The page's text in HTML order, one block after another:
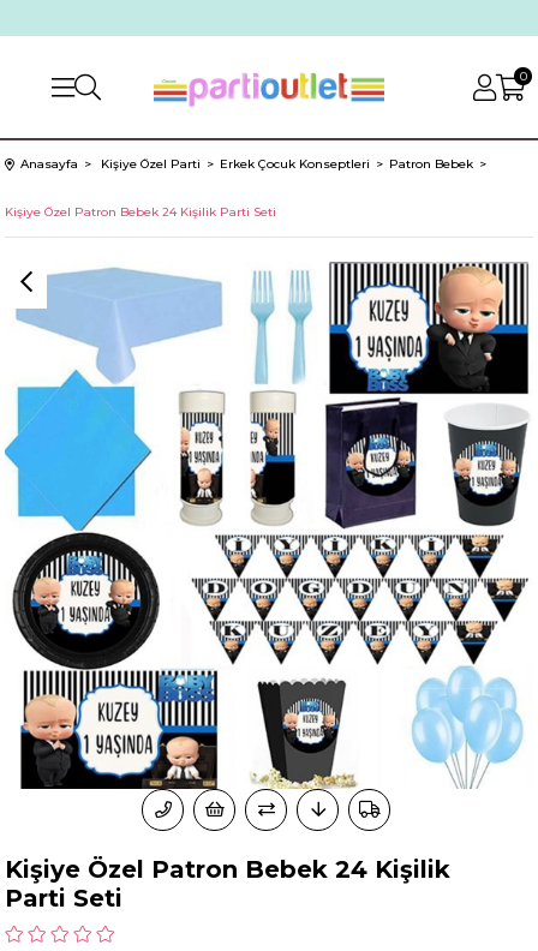
0
Anasayfa Kişiye Özel Parti Erkek Çocuk Konseptleri Patron Bebek
Kişiye Özel Patron Bebek 24 Kişilik Parti Seti
Kişiye Özel Patron Bebek 24 Kişilik
Parti Seti